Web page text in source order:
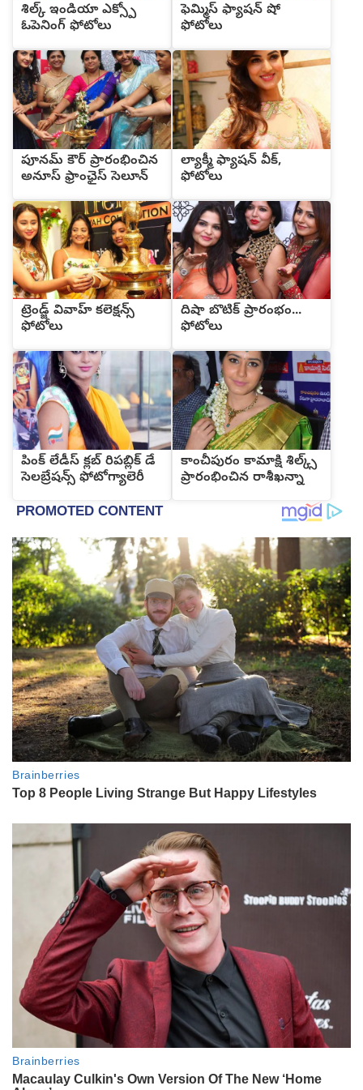
శిల్క్ ఇండియా ఎక్స్పో
ఓపెనింగ్ ఫోటోలు
ఫెమ్మిస్ ఫ్యాషన్ షో
ఫోటోలు
పూనమ్ కౌర్ ప్రారంభించిన
అనూస్ ఫ్రాంఛైస్ సెలూన్
ల్యాక్మీ ఫ్యాషన్ వీక్,
ఫోటోలు
ట్రెండ్జ్ వివాహ్ కలెక్షన్స్
ఫోటోలు
దిషా బొటిక్ ప్రారంభం...
ఫోటోలు
పింక్ లేడీస్ క్లబ్ రిపబ్లిక్ డే
సెలబ్రేషన్స్ ఫోటోగ్యాలెరీ
కాంచీపురం కామాక్షి శిల్క్స్
ప్రారంభించిన రాశీఖన్నా